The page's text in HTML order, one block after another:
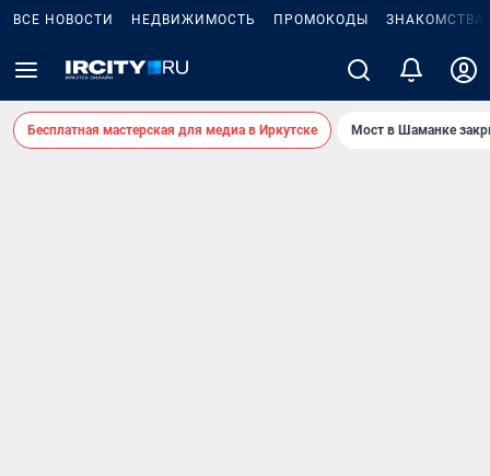
ВСЕ НОВОСТИ НЕДВИЖИМОСТЬ ПРОМОКОДЫ ЗНАКОМСТВА
Бесплатная мастерская для медиа в Иркутске Мост в Шаманке